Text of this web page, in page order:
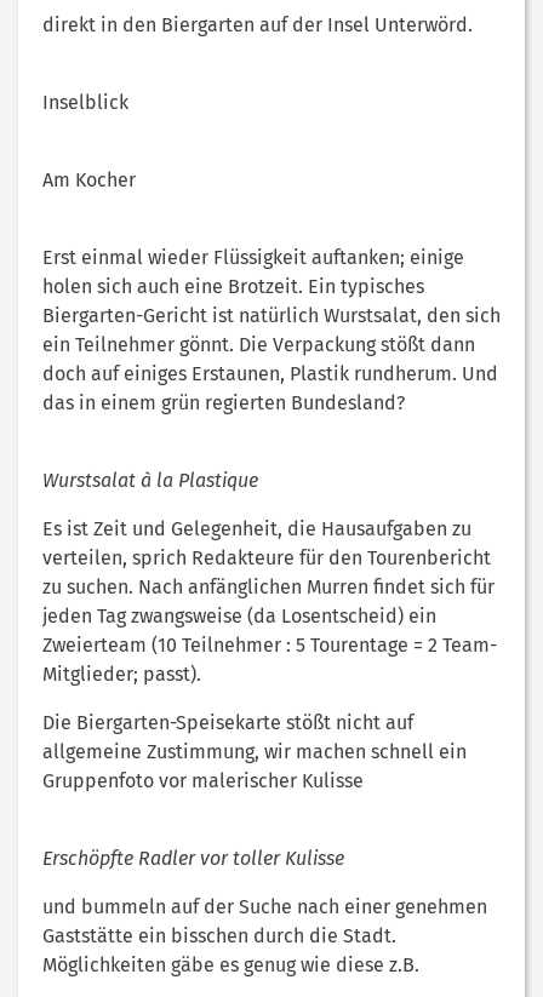
direkt in den Biergarten auf der Insel Unterwörd.
Inselblick
Am Kocher
Erst einmal wieder Flüssigkeit auftanken; einige
holen sich auch eine Brotzeit. Ein typisches
Biergarten-Gericht ist natürlich Wurstsalat, den sich
ein Teilnehmer gönnt. Die Verpackung stößt dann
doch auf einiges Erstaunen, Plastik rundherum. Und
das in einem grün regierten Bundesland?
Wurstsalat à la Plastique
Es ist Zeit und Gelegenheit, die Hausaufgaben zu
verteilen, sprich Redakteure für den Tourenbericht
zu suchen. Nach anfänglichen Murren findet sich für
jeden Tag zwangsweise (da Losentscheid) ein
Zweierteam (10 Teilnehmer : 5 Tourentage = 2 Team-
Mitglieder; passt).
Die Biergarten-Speisekarte stößt nicht auf
allgemeine Zustimmung, wir machen schnell ein
Gruppenfoto vor malerischer Kulisse
Erschöpfte Radler vor toller Kulisse
und bummeln auf der Suche nach einer genehmen
Gaststätte ein bisschen durch die Stadt.
Möglichkeiten gäbe es genug wie diese z.B.